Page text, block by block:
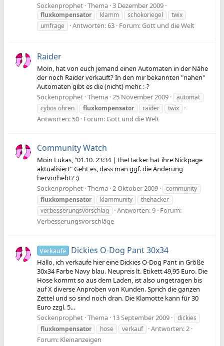
Sockenprophet Thema 3 Dezember 2009
fluxkompensator klamm schokoriegel
twix
umfrage
Antworten: 63 Forum:Gott und die Welt
Raider
Moin, hat von euch jemand einen Automaten in der Nähe
der noch Raider verkauft? In den mir bekannten "nahen"
Automaten gibt es die (nicht) mehr. :-?
Sockenprophet Thema 25 November 2009
automat
cybos ohren
fluxkompensator raider twix
Antworten: 50 Forum:Gott und die Welt
Community Watch
Moin Lukas, "01.10. 23:34 | theHacker hat ihre Nickpage
aktualisiert" Geht es, dass man ggf. die Änderung
hervorhebt? :)
Sockenprophet Thema 2 Oktober 2009
community
fluxkompensator
klammunity
thehacker
verbesserungsvorschlag
Antworten: 9 Forum:
Verbesserungsvorschläge
Verkaufe Dickies O-Dog Pant 30x34
Hallo, ich verkaufe hier eine Dickies O-Dog Pant in Größe
30x34 Farbe Navy blau. Neupreis lt. Etikett 49,95 Euro. Die
Hose kommt so aus dem Laden, ist also ungetragen bis
auf X diverse Anproben von Kunden. Sprich die ganzen
Zettel und so sind noch dran. Die Klamotte kann für 30
Euro zzgl. 5...
Sockenprophet Thema 13 September 2009
dickies
fluxkompensator
hose verkauf
Antworten: 2
Forum: Kleinanzeigen